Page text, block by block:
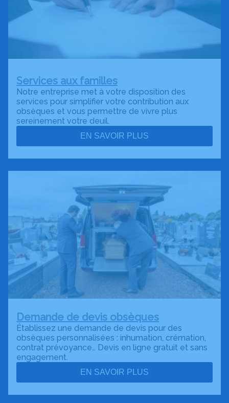
Services aux familles
Notre entreprise met à votre disposition des
services pour simplifier votre contribution aux
obsèques et vous permettre de vivre plus
sereinement votre deuil.
EN SAVOIR PLUS
Demande de devis obsèques
Établissez une demande de devis pour des
obsèques personnalisées : inhumation, crémation,
contrat prévoyance… Devis en ligne gratuit et sans
engagement.
EN SAVOIR PLUS